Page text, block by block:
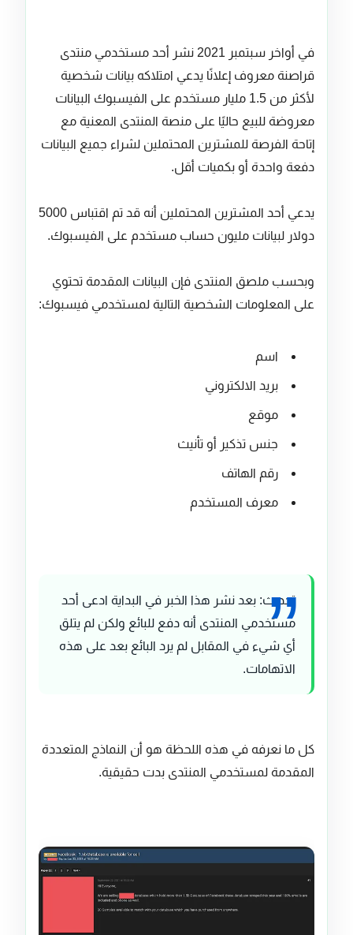
في أواخر سبتمبر 2021 نشر أحد مستخدمي منتدى
قراصنة معروف إعلانًا يدعي امتلاكه بيانات شخصية
لأكثر من 1.5 مليار مستخدم على الفيسبوك البيانات
معروضة للبيع حاليًا على منصة المنتدى المعنية مع
إتاحة الفرصة للمشترين المحتملين لشراء جميع البيانات
دفعة واحدة أو بكميات أقل.
يدعي أحد المشترين المحتملين أنه قد تم اقتباس 5000
دولار لبيانات مليون حساب مستخدم على الفيسبوك.
وبحسب ملصق المنتدى فإن البيانات المقدمة تحتوي
على المعلومات الشخصية التالية لمستخدمي فيسبوك:
اسم
بريد الالكتروني
موقع
جنس تذكير أو تأنيث
رقم الهاتف
معرف المستخدم
تحديث: بعد نشر هذا الخبر في البداية ادعى أحد
مستخدمي المنتدى أنه دفع للبائع ولكن لم يتلق
أي شيء في المقابل لم يرد البائع بعد على هذه
الاتهامات.
كل ما نعرفه في هذه اللحظة هو أن النماذج المتعددة
المقدمة لمستخدمي المنتدى بدت حقيقية.